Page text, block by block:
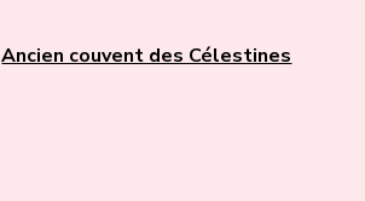
Ancien couvent des Célestines